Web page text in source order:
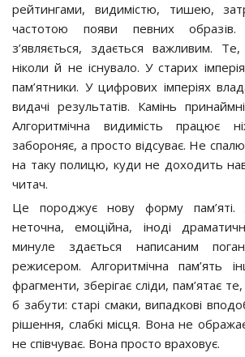
рейтингами, видимістю, тишею,
частотою появи певних
з’являється, здається важливим.
ніколи й не існувало. У старих
пам’ятники. У цифрових імперіях
видачі результатів. Камінь
Алгоритмічна видимість працює
забороняє, а просто відсуває. Не
на таку полицю, куди не доходить
читач.
Це породжує нову форму пам’яті.
неточна, емоційна, іноді
минуле здається написаним
режисером. Алгоритмічна пам’ять
фрагменти, зберігає сліди, пам’ятає
б забути: старі смаки, випадкові
рішення, слабкі місця. Вона не
не співчуває. Вона просто враховує.